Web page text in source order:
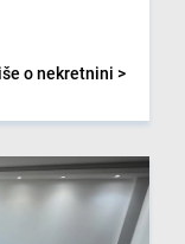
o nekretnini >